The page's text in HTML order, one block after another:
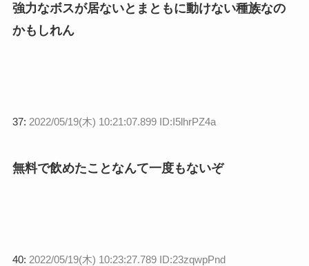
強力なボスが居ないとまともに動けない種族なの
かもしれん
37: 2022/05/19(木) 10:21:07.899 ID:I5lhrPZ4a
無料で飲めたことなんて一度もないぞ
40: 2022/05/19(木) 10:23:27.789 ID:23zqwpPnd